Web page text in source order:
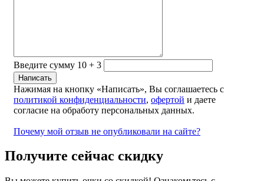
Введите сумму 10 + 3
Нажимая на кнопку «Написать», Вы соглашаетесь с
политикой конфиденциальности, офертой и даете
согласие на обработу персональных данных.
Почему мой отзыв не опубликовали на сайте?
Получите сейчас скидку